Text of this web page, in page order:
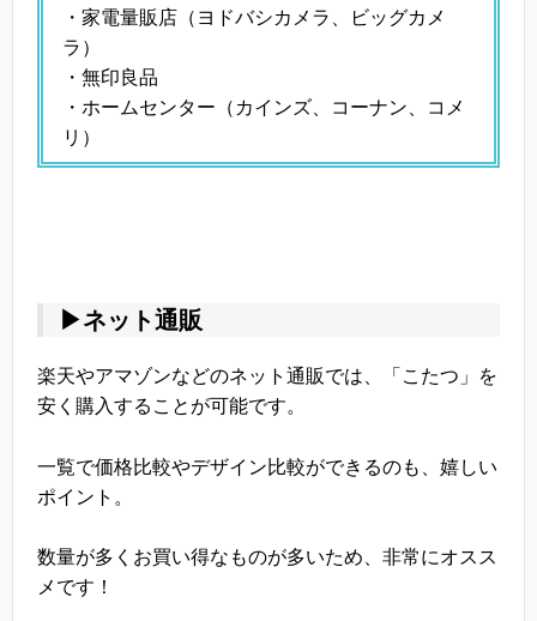
・家電量販店（ヨドバシカメラ、ビッグカメ
ラ）
・無印良品
・ホームセンター（カインズ、コーナン、コメ
リ）
▶ネット通販
楽天やアマゾンなどのネット通販では、「こたつ」を
安く購入することが可能です。
一覧で価格比較やデザイン比較ができるのも、嬉しい
ポイント。
数量が多くお買い得なものが多いため、非常にオスス
メです！